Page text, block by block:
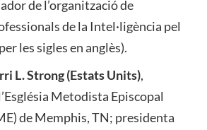
de l’organització de
de la Intel·ligència pel
les sigles en anglès).
L. Strong (Estats Units),
Metodista Episcopal
de Memphis, TN; presidenta